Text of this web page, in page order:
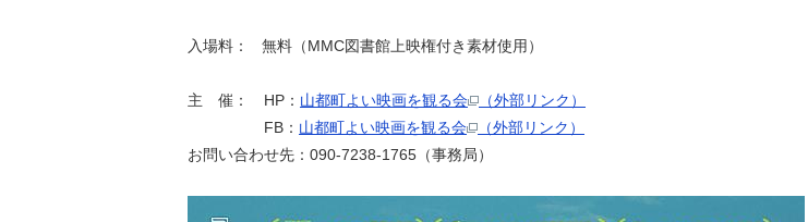
入場料： 無料（MMC図書館上映権付き素材使用）
主 催： HP： 山都町よい映画を観る会
（外部リンク）
FB： 山都町よい映画を観る会
（外部リンク）
お問い合わせ先：090-7238-1765（事務局）